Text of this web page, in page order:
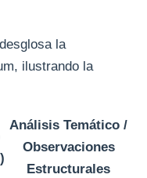
la
ilustrando la
Análisis Temático /
Observaciones
Estructurales